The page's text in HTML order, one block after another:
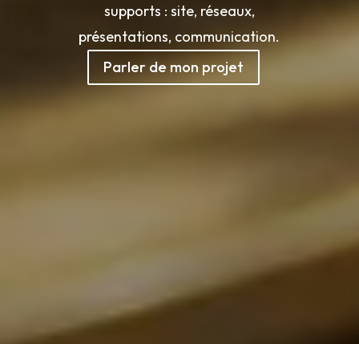
supports : site, réseaux,
présentations, communication.
Parler de mon projet